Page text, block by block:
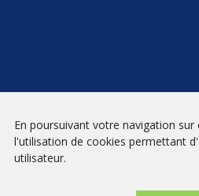
NEWSLETTER
En poursuivant votre navigation
l'utilisation de cookies permettant
utilisateur.